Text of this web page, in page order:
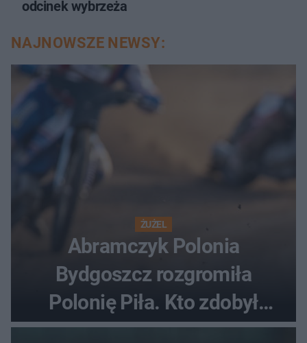
odcinek wybrzeża
NAJNOWSZE NEWSY:
ŻUŻEL
Abramczyk Polonia
Bydgoszcz rozgromiła
Polonię Piła. Kto zdobył
najwięcej punktów?